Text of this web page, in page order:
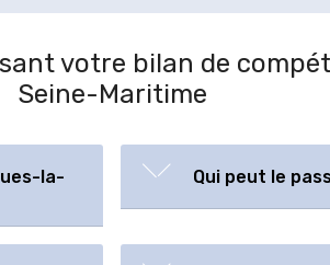
votre bilan de
Seine-Maritime
la-
Qui peut le